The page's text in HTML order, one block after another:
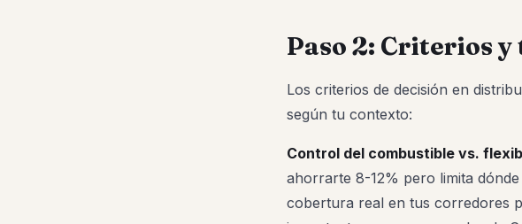
Paso 2: Criterios
Los criterios de decisión en
según tu contexto:
Control del combustible vs.
ahorrarte 8-12% pero limita
cobertura real en tus corredores